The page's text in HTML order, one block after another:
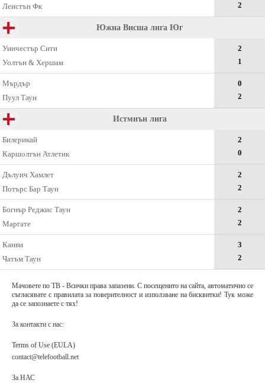
Леистън Фк
2
Южна Висша лига Юг
Уинчестър Сити
Уолтън & Хершам
2
1
Мърдър
Пуул Таун
0
2
Истмиън лига
Билерикай
Каршолтън Атлетик
2
0
Дълуич Хамлет
Потърс Бар Таун
2
2
Богнър Реджис Таун
Маргате
2
2
Канви
Чатъм Таун
3
2
Мачовете по ТВ - Всички права запазени. С посещенито на сайта, автоматично се
съгласявате с правилата за поверителност и използване на бисквитки! Тук може
да се запознаете с тях!
За контакти с нас:
Terms of Use (EULA)
contact@telefootball.net
За НАС